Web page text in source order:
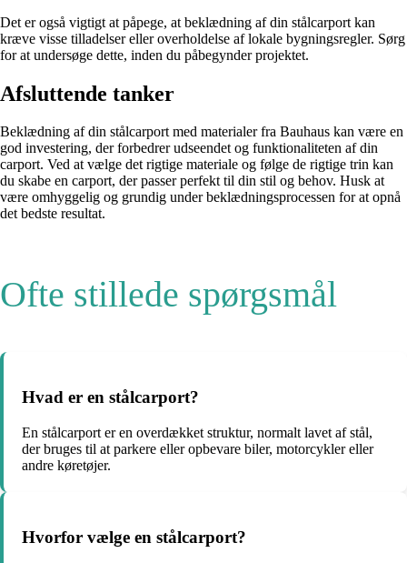
Det er også vigtigt at påpege, at beklædning af din stålcarport kan
kræve visse tilladelser eller overholdelse af lokale bygningsregler. Sørg
for at undersøge dette, inden du påbegynder projektet.
Afsluttende tanker
Beklædning af din stålcarport med materialer fra Bauhaus kan være en
god investering, der forbedrer udseendet og funktionaliteten af din
carport. Ved at vælge det rigtige materiale og følge de rigtige trin kan
du skabe en carport, der passer perfekt til din stil og behov. Husk at
være omhyggelig og grundig under beklædningsprocessen for at opnå
det bedste resultat.
Ofte stillede spørgsmål
Hvad er en stålcarport?
En stålcarport er en overdækket struktur, normalt lavet af stål,
der bruges til at parkere eller opbevare biler, motorcykler eller
andre køretøjer.
Hvorfor vælge en stålcarport?